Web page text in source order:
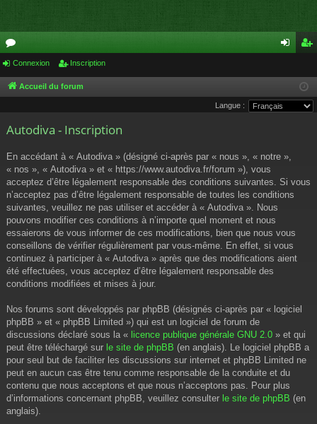
or
u
s
cri
pti
Connexion Inscription
Accueil du forum
Langue :
Autodiva - Inscription
En accédant à « Autodiva » (désigné ci-après par « nous », « notre »,
« nos », « Autodiva » et « https://www.autodiva.fr/forum »), vous
acceptez d’être légalement responsable des conditions suivantes. Si vous
n’acceptez pas d’être légalement responsable de toutes les conditions
suivantes, veuillez ne pas utiliser et accéder à « Autodiva ». Nous
pouvons modifier ces conditions à n’importe quel moment et nous
essaierons de vous informer de ces modifications, bien que nous vous
conseillons de vérifier régulièrement par vous-même. En effet, si vous
continuez à participer à « Autodiva » après que des modifications aient
été effectuées, vous acceptez d’être légalement responsable des
conditions modifiées et mises à jour.
Nos forums sont développés par phpBB (désignés ci-après par « logiciel
phpBB » et « phpBB Limited ») qui est un logiciel de forum de
discussions déclaré sous la « licence publique générale GNU 2.0 » et qui
peut être téléchargé sur le site de phpBB (en anglais). Le logiciel phpBB a
pour seul but de faciliter les discussions sur internet et phpBB Limited ne
peut en aucun cas être tenu comme responsable de la conduite et du
contenu que nous acceptons et que nous n’acceptons pas. Pour plus
d’informations concernant phpBB, veuillez consulter le site de phpBB (en
anglais).